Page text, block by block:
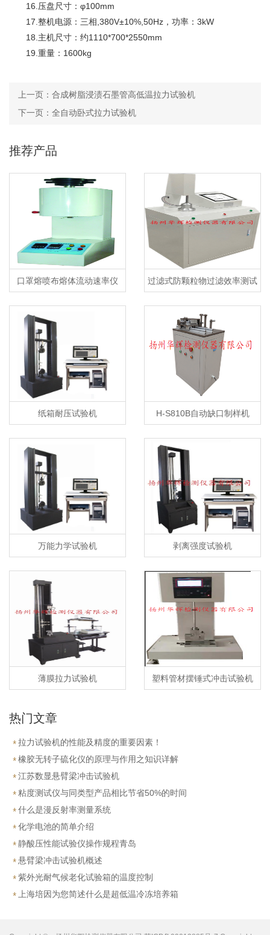
16.压盘尺寸：φ100mm
17.整机电源：三相,380V±10%,50Hz，功率：3kW
18.主机尺寸：约1110*700*2550mm
19.重量：1600kg
上一页： 合成树脂浸渍石墨管高低温拉力试验机
下一页： 全自动卧式拉力试验机
推荐产品
口罩熔喷布熔体流动速率仪 过滤式防颗粒物过滤效率测试
仪及自动滤料测试台
纸箱耐压试验机 H-S810B自动缺口制样机
万能力学试验机 剥离强度试验机
薄膜拉力试验机 塑料管材摆锤式冲击试验机
热门文章
拉力试验机的性能及精度的重要因素！
橡胶无转子硫化仪的原理与作用之知识详解
江苏数显悬臂梁冲击试验机
粘度测试仪与同类型产品相比节省50%的时间
什么是漫反射率测量系统
化学电池的简单介绍
静酸压性能试验仪操作规程青岛
悬臂梁冲击试验机概述
紫外光耐气候老化试验箱的温度控制
上海培因为您简述什么是超低温冷冻培养箱